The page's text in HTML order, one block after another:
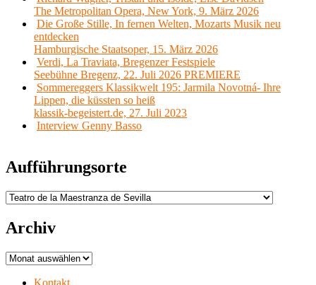
The Metropolitan Opera, New York, 9. März 2026
Die Große Stille, In fernen Welten, Mozarts Musik neu
entdecken
Hamburgische Staatsoper, 15. März 2026
Verdi, La Traviata, Bregenzer Festspiele
Seebühne Bregenz, 22. Juli 2026 PREMIERE
Sommereggers Klassikwelt 195: Jarmila Novotná- Ihre
Lippen, die küssten so heiß
klassik-begeistert.de, 27. Juli 2023
Interview Genny Basso
Aufführungsorte
Aufführungsorte
Archiv
Archiv
Kontakt